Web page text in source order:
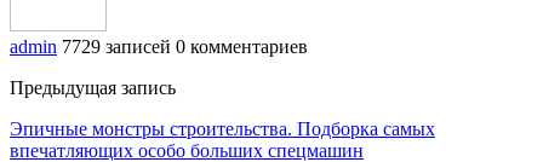
admin 7729 записей 0 комментариев
Предыдущая запись
Эпичные монстры строительства. Подборка самых
впечатляющих особо больших спецмашин